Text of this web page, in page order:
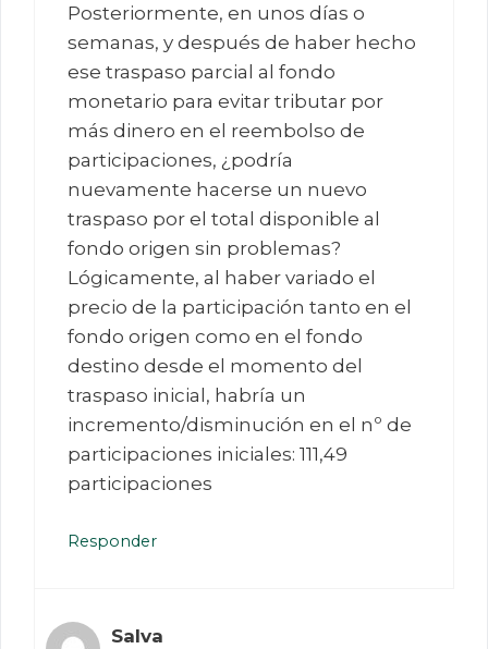
Posteriormente, en unos días o
semanas, y después de haber hecho
ese traspaso parcial al fondo
monetario para evitar tributar por
más dinero en el reembolso de
participaciones, ¿podría
nuevamente hacerse un nuevo
traspaso por el total disponible al
fondo origen sin problemas?
Lógicamente, al haber variado el
precio de la participación tanto en el
fondo origen como en el fondo
destino desde el momento del
traspaso inicial, habría un
incremento/disminución en el nº de
participaciones iniciales: 111,49
participaciones
Responder
Salva